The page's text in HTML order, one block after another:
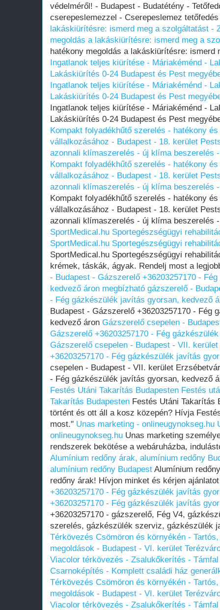
védelméről! - Budapest - Budatétény -
cserepeslemezzel - Cserepeslemez
lakáskiürítésre: ismerd meg a szolgáltatást -
megoldás a lakáskiürítésre: ismerd meg a
hatékony megoldás a lakáskiürítésre: ismerd
Ingatlanok teljes kiürítése - Máriakéménd -
Lakáskiürítés 0-24 Budapest és Pest
Ingatlanok teljes kiürítése - Máriakéménd -
Lakáskiürítés 0-24 Budapest és Pest
Ingatlanok teljes kiürítése - Máriakéménd -
Lakáskiürítés 0-24 Budapest és Pest
Kompakt folyadékhűtő szerelés - hatékony
vállalkozásához - Budapest - 18. kerület
azonnali klímaszerelés - új klíma beszerelés
Kompakt folyadékhűtő szerelés - hatékony
vállalkozásához - Budapest - 18. kerület
azonnali klímaszerelés - új klíma beszerelés
Kompakt folyadékhűtő szerelés - hatékony
vállalkozásához - Budapest - 18. kerület
azonnali klímaszerelés - új klíma beszerelés
SportMedical.hu Sportegészségügyi
SportMedical.hu Sportegészségügyi
SportMedical.hu Sportegészségügyi
krémek, táskák, ágyak. Rendelj most a
- Budapest - Gázszerelő +36203257170 -
kedvező áron megbízható gázszerelő -
- Fég gázkészülék javítás gyorsan, kedvező
Budapest - Gázszerelő +36203257170 - Fég
kedvező áron Gázszerelő csepelen -
Gázszerelő +36203257170 - Fég
Gázszerelő csepelen - Budapest - VII.
+36203257170 - Fég gázkészülék javítás
csepelen - Budapest - VII. kerület
- Fég gázkészülék javítás gyorsan, kedvező
Festés Utáni Takarítás Budapesten Festés
Takarítás Budapesten Festés Utáni Takarítás
történt és ott áll a kosz közepén? Hívja
most." Unas marketing - onlineugynokseg.hu
onlineugynokseg.hu Unas marketing
rendszerek bekötése a webáruházba,
Alumínium redőny árak, alumínium redőny
alumínium redőny Budapest Alumínium
redőny árak! Hívjon minket és kérjen
+36203257170 - Fég gázkészülék javítás
+36203257170 - Fég gázkészülék javítás
+36203257170 - gázszerelő, Fég V4,
szerelés, gázkészülék szerviz, gázkészülék
Térkövezés Csömöron és környékén -
megoldások - Budapest - VI. kerület
Viacolor térkövezés - Zsalukőkerítés -
Csarnoképítés - Komplett családi ház
Térkövezés Csömöron és környékén -
megoldások - Budapest - VI. kerület
Viacolor térkövezés - Zsalukőkerítés -